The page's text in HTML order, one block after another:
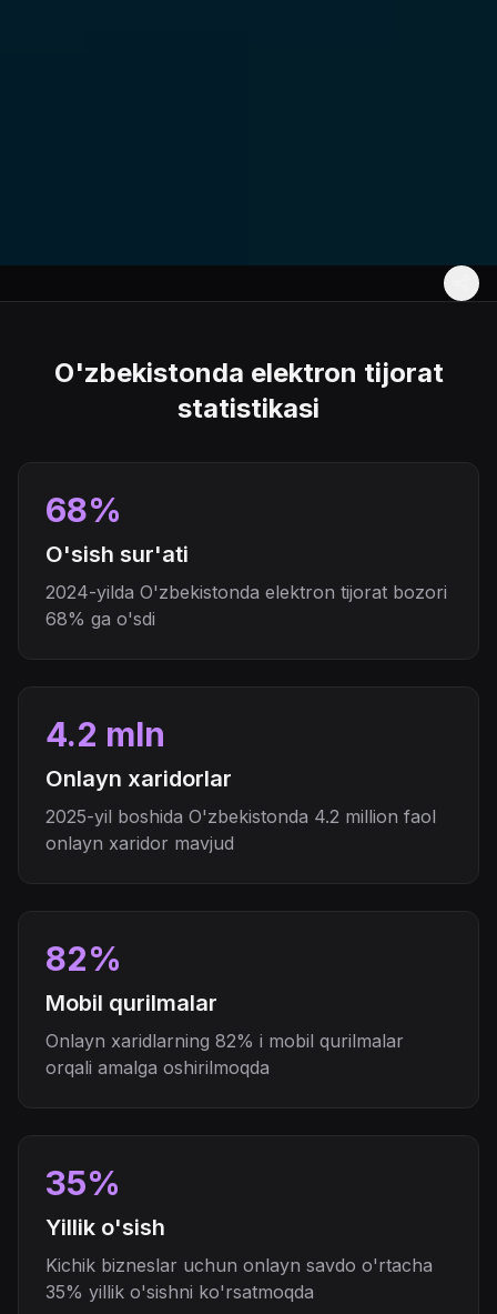
O'zbekistonda elektron tijorat
statistikasi
68%
O'sish sur'ati
2024-yilda O'zbekistonda elektron tijorat bozori
68% ga o'sdi
4.2 mln
Onlayn xaridorlar
2025-yil boshida O'zbekistonda 4.2 million faol
onlayn xaridor mavjud
82%
Mobil qurilmalar
Onlayn xaridlarning 82% i mobil qurilmalar
orqali amalga oshirilmoqda
35%
Yillik o'sish
Kichik bizneslar uchun onlayn savdo o'rtacha
35% yillik o'sishni ko'rsatmoqda